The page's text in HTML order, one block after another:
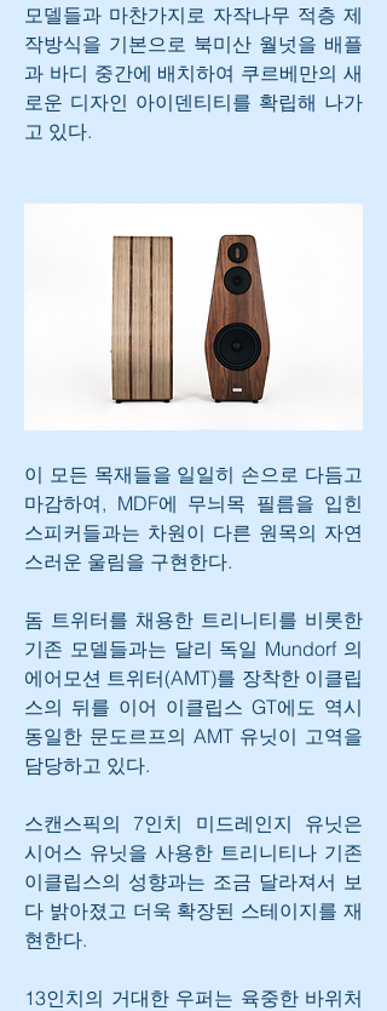
모델들과 마찬가지로 자작나무 적층 제
작방식을 기본으로 북미산 월넛을 배플
과 바디 중간에 배치하여 쿠르베만의 새
로운 디자인 아이덴티티를 확립해 나가
고 있다.
이 모든 목재들을 일일히 손으로 다듬고
마감하여, MDF에 무늬목 필름을 입힌
스피커들과는 차원이 다른 원목의 자연
스러운 울림을 구현한다.
돔 트위터를 채용한 트리니티를 비롯한
기존 모델들과는 달리 독일 Mundorf 의
에어모션 트위터(AMT)를 장착한 이클립
스의 뒤를 이어 이클립스 GT에도 역시
동일한 문도르프의 AMT 유닛이 고역을
담당하고 있다.
스캔스픽의 7인치 미드레인지 유닛은
시어스 유닛을 사용한 트리니티나 기존
이클립스의 성향과는 조금 달라져서 보
다 밝아졌고 더욱 확장된 스테이지를 재
현한다.
13인치의 거대한 우퍼는 육중한 바위처